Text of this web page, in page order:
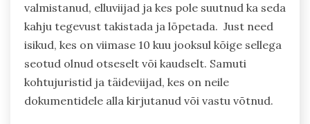
valmistanud, elluviijad ja kes pole suutnud ka seda
kahju tegevust takistada ja lõpetada. Just need
isikud, kes on viimase 10 kuu jooksul kõige sellega
seotud olnud otseselt või kaudselt. Samuti
kohtujuristid ja täideviijad, kes on neile
dokumentidele alla kirjutanud või vastu võtnud.